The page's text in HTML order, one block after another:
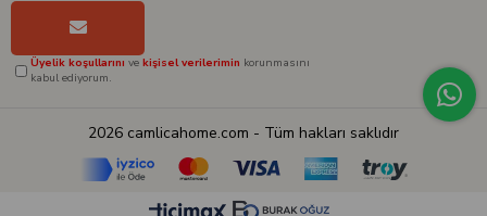
Üyelik koşullarını ve kişisel verilerimin korunmasını
kabul ediyorum.
2026 camlicahome.com - Tüm hakları saklıdır